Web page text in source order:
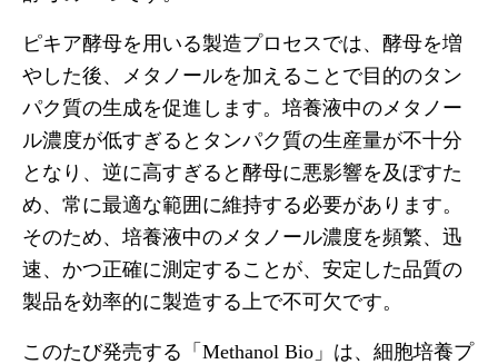
ピキア酵母を用いる製造プロセスでは、酵母を増
やした後、メタノールを加えることで目的のタン
パク質の生成を促進します。培養液中のメタノー
ル濃度が低すぎるとタンパク質の生産量が不十分
となり、逆に高すぎると酵母に悪影響を及ぼすた
め、常に最適な範囲に維持する必要があります。
そのため、培養液中のメタノール濃度を頻繁、迅
速、かつ正確に測定することが、安定した品質の
製品を効率的に製造する上で不可欠です。
このたび発売する「Methanol Bio」は、細胞培養プ